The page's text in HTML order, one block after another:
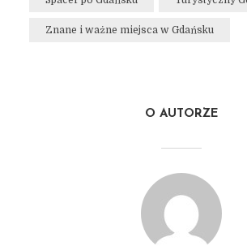
Znane i ważne miejsca w Gdańsku
O AUTORZE